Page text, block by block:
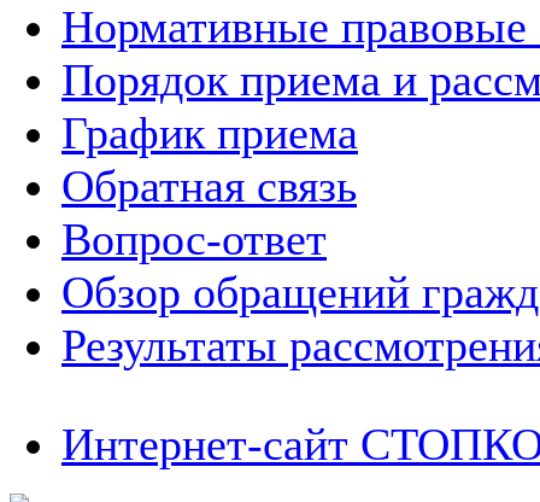
Нормативные правовые
Порядок приема и
График приема
Обратная связь
Вопрос-ответ
Обзор обращений
Результаты
Интернет-сайт